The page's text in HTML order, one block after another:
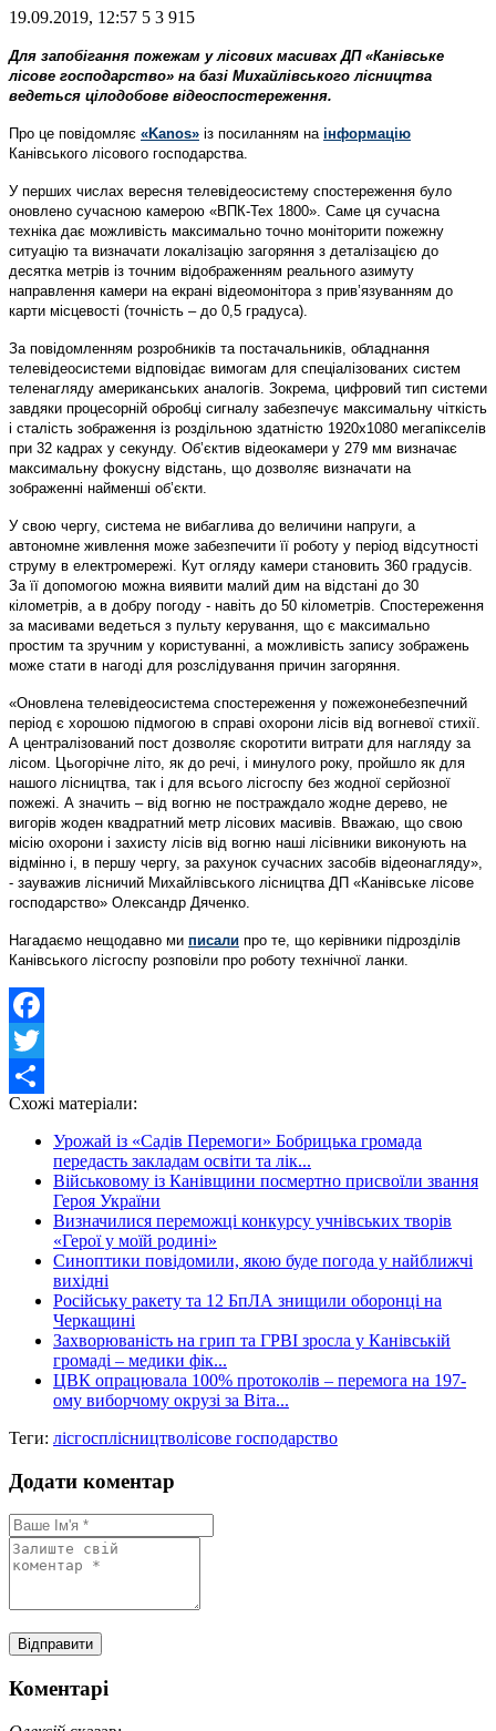
19.09.2019, 12:57 5 3 915
Для запобігання пожежам у лісових масивах ДП «Канівське
лісове господарство» на базі Михайлівського лісництва
ведеться цілодобове відеоспостереження.
Про це повідомляє «Kanos» із посиланням на інформацію
Канівського лісового господарства.
У перших числах вересня телевідеосистему спостереження було
оновлено сучасною камерою «ВПК-Тех 1800». Саме ця сучасна
техніка дає можливість максимально точно моніторити пожежну
ситуацію та визначати локалізацію загоряння з деталізацією до
десятка метрів із точним відображенням реального азимуту
направлення камери на екрані відеомонітора з прив’язуванням до
карти місцевості (точність – до 0,5 градуса).
За повідомленням розробників та постачальників, обладнання
телевідеосистеми відповідає вимогам для спеціалізованих систем
теленагляду американських аналогів. Зокрема, цифровий тип системи
завдяки процесорній обробці сигналу забезпечує максимальну чіткість
і сталість зображення із роздільною здатністю 1920х1080 мегапікселів
при 32 кадрах у секунду. Об’єктив відеокамери у 279 мм визначає
максимальну фокусну відстань, що дозволяє визначати на
зображенні найменші об’єкти.
У свою чергу, система не вибаглива до величини напруги, а
автономне живлення може забезпечити її роботу у період відсутності
струму в електромережі. Кут огляду камери становить 360 градусів.
За її допомогою можна виявити малий дим на відстані до 30
кілометрів, а в добру погоду - навіть до 50 кілометрів. Спостереження
за масивами ведеться з пульту керування, що є максимально
простим та зручним у користуванні, а можливість запису зображень
може стати в нагоді для розслідування причин загоряння.
«Оновлена телевідеосистема спостереження у пожежонебезпечний
період є хорошою підмогою в справі охорони лісів від вогневої стихії.
А централізований пост дозволяє скоротити витрати для нагляду за
лісом. Цьогорічне літо, як до речі, і минулого року, пройшло як для
нашого лісництва, так і для всього лісгоспу без жодної серйозної
пожежі. А значить – від вогню не постраждало жодне дерево, не
вигорів жоден квадратний метр лісових масивів. Вважаю, що свою
місію охорони і захисту лісів від вогню наші лісівники виконують на
відмінно і, в першу чергу, за рахунок сучасних засобів відеонагляду»,
- зауважив лісничий Михайлівського лісництва ДП «Канівське лісове
господарство» Олександр Дяченко.
Нагадаємо нещодавно ми писали про те, що керівники підрозділів
Канівського лісгоспу розповіли про роботу технічної ланки.
Facebook
Twitter
Share
Схожі матеріали:
Урожай із «Садів Перемоги» Бобрицька громада
передасть закладам освіти та лік...
Військовому із Канівщини посмертно присвоїли звання
Героя України
Визначилися переможці конкурсу учнівських творів
«Герої у моїй родині»
Синоптики повідомили, якою буде погода у найближчі
вихідні
Російську ракету та 12 БпЛА знищили оборонці на
Черкащині
Захворюваність на грип та ГРВІ зросла у Канівській
громаді – медики фік...
ЦВК опрацювала 100% протоколів – перемога на 197-
ому виборчому окрузі за Віта...
Теги: лісгосплісництволісове господарство
Додати коментар
Коментарі